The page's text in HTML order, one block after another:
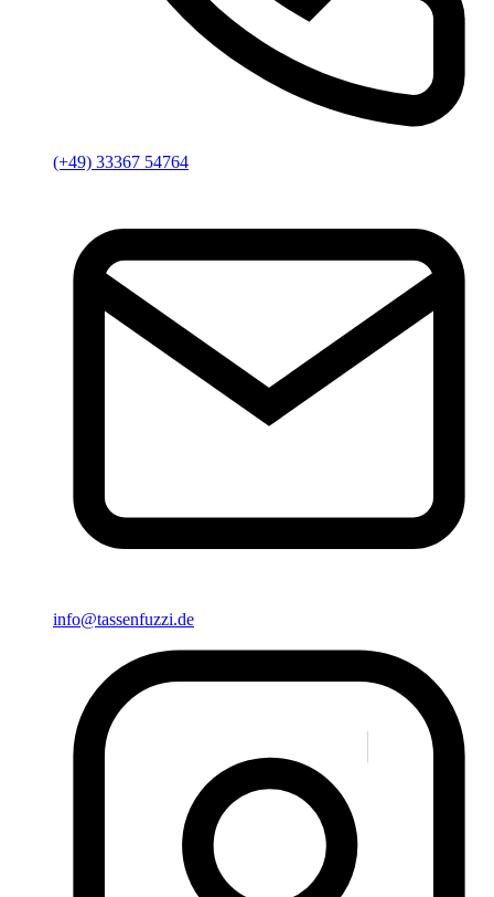
(+49) 33367 54764
info@tassenfuzzi.de